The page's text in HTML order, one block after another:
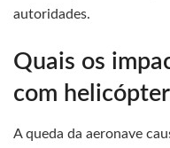
autoridades.
Quais os
com
A queda da aeronave